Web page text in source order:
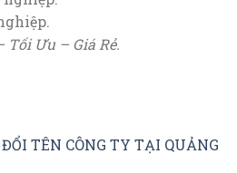
Tối Ưu – Giá Rẻ.
TÊN CÔNG TY TẠI QUẢNG